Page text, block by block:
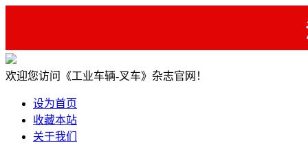
欢迎您访问《工业车辆-叉车》杂志官网！
设为首页
收藏本站
关于我们